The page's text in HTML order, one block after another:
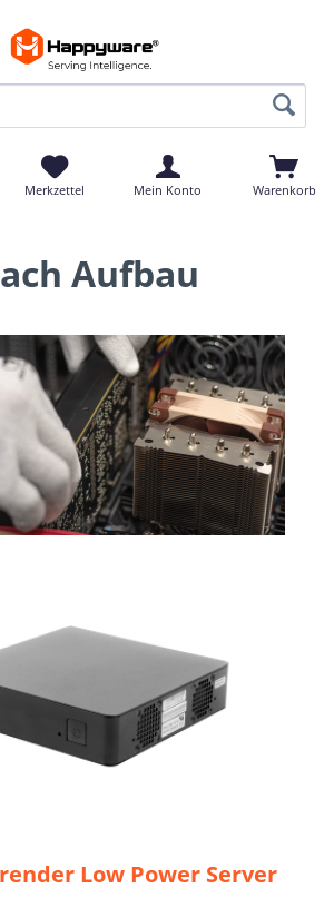
Merkzettel Mein Konto Warenkorb
Aufbau
Low Power Server